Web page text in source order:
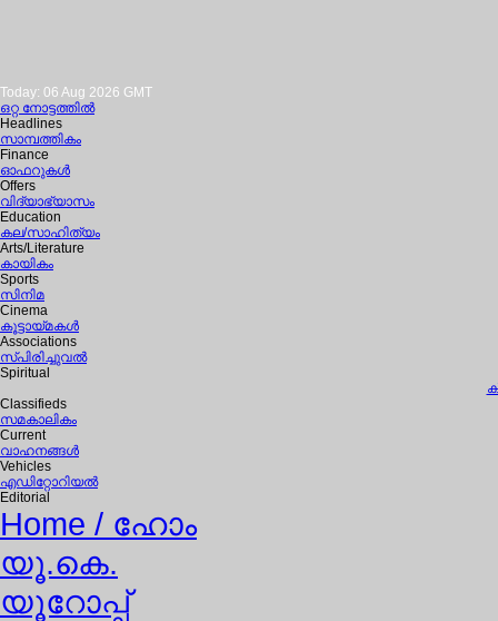
Today: 06 Aug 2026 GMT
ഒറ്റ നോട്ടത്തില്‍
Headlines
സാമ്പത്തികം
Finance
ഓഫറുകള്‍
Offers
വിദ്യാഭ്യാസം
Education
കല/സാഹിത്യം
Arts/Literature
കായികം
Sports
സിനിമ
Cinema
കൂട്ടായ്മകള്‍
Associations
സ്പിരിച്ചുവല്‍
Spiritual
Classifieds
സമകാലികം
Current
വാഹനങ്ങള്‍
Vehicles
എഡിറ്റോറിയല്‍
Editorial
Home / ഹോം
യൂ.കെ.
യൂറോപ്പ്